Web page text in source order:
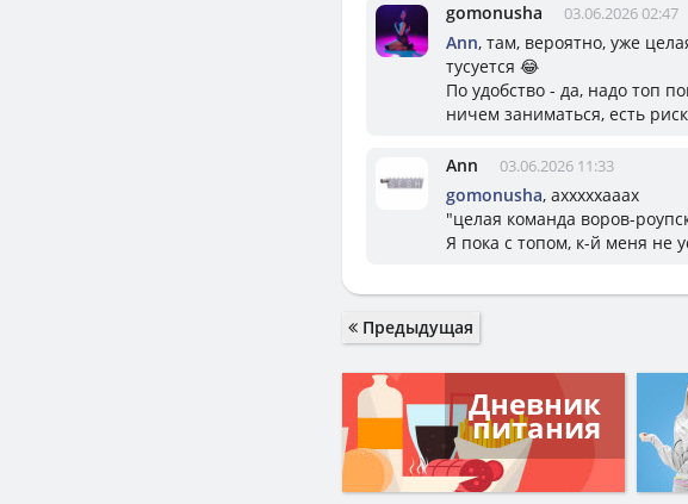
gomonusha 03.06.2026 02:47
Ann, там, вероятно, уже
тусуется 😂
По удобство - да, надо топ
ничем заниматься, есть
Ann 03.06.2026 11:33
gomonusha, ахххххааах
"целая команда воров-
Я пока с топом, к-й меня не
Предыдущая
Дневник
питания